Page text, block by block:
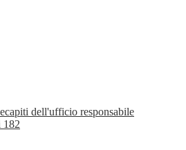
dell'ufficio responsabile
182